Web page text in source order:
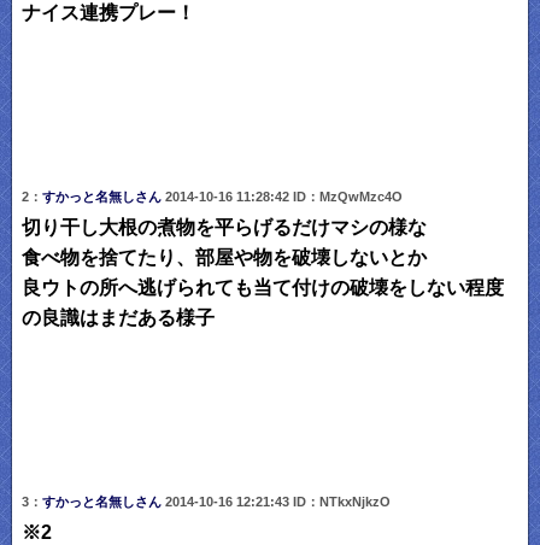
ナイス連携プレー！
2： すかっと名無しさん 2014-10-16 11:28:42 ID：MzQwMzc4O
切り干し大根の煮物を平らげるだけマシの様な
食べ物を捨てたり、部屋や物を破壊しないとか
良ウトの所へ逃げられても当て付けの破壊をしない程度
の良識はまだある様子
3： すかっと名無しさん 2014-10-16 12:21:43 ID：NTkxNjkzO
※2